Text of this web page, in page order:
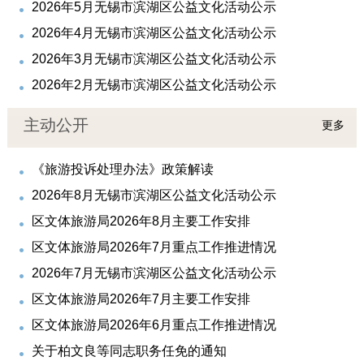
2026年5月无锡市滨湖区公益文化活动公示
2026年4月无锡市滨湖区公益文化活动公示
2026年3月无锡市滨湖区公益文化活动公示
2026年2月无锡市滨湖区公益文化活动公示
主动公开 更多
《旅游投诉处理办法》政策解读
2026年8月无锡市滨湖区公益文化活动公示
区文体旅游局2026年8月主要工作安排
区文体旅游局2026年7月重点工作推进情况
2026年7月无锡市滨湖区公益文化活动公示
区文体旅游局2026年7月主要工作安排
区文体旅游局2026年6月重点工作推进情况
关于柏文良等同志职务任免的通知